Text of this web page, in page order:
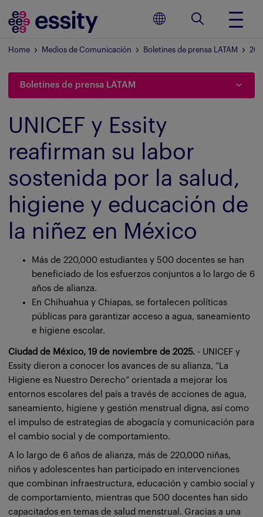
Home Medios de Comunicación Boletines de prensa LATAM
Boletines de prensa LATAM
UNICEF y Essity
reafirman su labor
sostenida por la salud,
higiene y educación de
la niñez en México
Más de 220,000 estudiantes y 500 docentes se han
beneficiado de los esfuerzos conjuntos a lo largo de 6
años de alianza.
En Chihuahua y Chiapas, se fortalecen políticas
públicas para garantizar acceso a agua, saneamiento
e higiene escolar.
Ciudad de México, 19 de noviembre de 2025. - UNICEF y
Essity dieron a conocer los avances de su alianza, “La
Higiene es Nuestro Derecho” orientada a mejorar los
entornos escolares del país a través de acciones de agua,
saneamiento, higiene y gestión menstrual digna, así como
el impulso de estrategias de abogacía y comunicación para
el cambio social y de comportamiento.
A lo largo de 6 años de alianza, más de 220,000 niñas,
niños y adolescentes han participado en intervenciones
que combinan infraestructura, educación y cambio social y
de comportamiento, mientras que 500 docentes han sido
capacitados en temas de salud menstrual. Gracias a una